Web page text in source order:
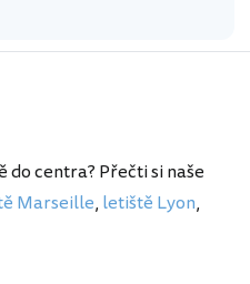
do centra? Přečti si naše
Marseille, letiště Lyon,